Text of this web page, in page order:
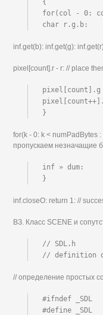
{
for(col - 0:
char r.g.b:
inf.get(b): inf.get(g):
pixel[count].r - r: // place
}
for(k - 0: k < numPadBytes
пропускаем незначащие
inf » dum:
}
inf.closeO: return 1: //
ВЗ. Класс SCENE и
// SDL.h
// definition
// определение простых
#ifndef _SDL
#define _SDL